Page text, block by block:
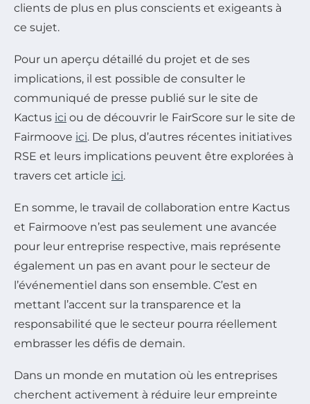
clients de plus en plus conscients et exigeants à
ce sujet.
Pour un aperçu détaillé du projet et de ses
implications, il est possible de consulter le
communiqué de presse publié sur le site de
Kactus ici ou de découvrir le FairScore sur le site de
Fairmoove ici. De plus, d’autres récentes initiatives
RSE et leurs implications peuvent être explorées à
travers cet article ici.
En somme, le travail de collaboration entre Kactus
et Fairmoove n’est pas seulement une avancée
pour leur entreprise respective, mais représente
également un pas en avant pour le secteur de
l’événementiel dans son ensemble. C’est en
mettant l’accent sur la transparence et la
responsabilité que le secteur pourra réellement
embrasser les défis de demain.
Dans un monde en mutation où les entreprises
cherchent activement à réduire leur empreinte